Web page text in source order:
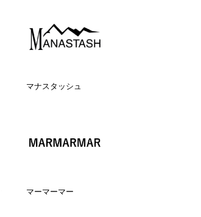
マナスタッシュ
マーマーマー